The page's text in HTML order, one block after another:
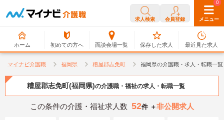
求人検索 会員登録 メニュー
ホーム 初めての方へ 面談会場一覧
0
保存した求人
0
最近見た求人
マイナビ介護職 福岡県 糟屋郡志免町 福岡県の介護職・求人・転職一覧
糟屋郡志免町(福岡県)の介護職・福祉の求人・転職一覧
この条件の介護・福祉求人数 52件 ＋非公開求人